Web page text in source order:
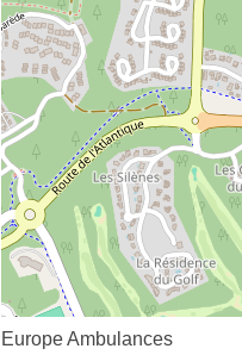
Europe Ambulances